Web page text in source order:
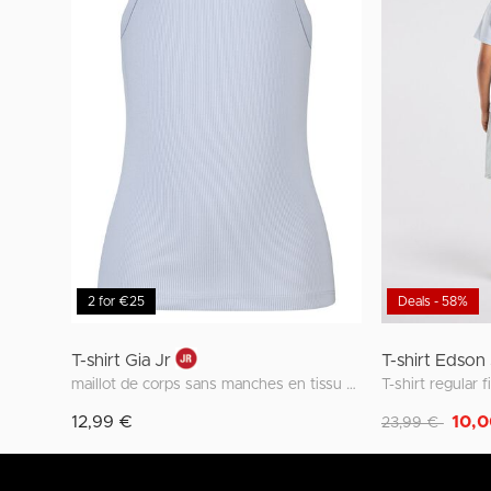
2 for €25
T-shirt Gia Jr
maillot de corps sans manches en tissu côtelé
12,99 €
Deals - 58%
T-shirt Edson
Remise de
23,99 €